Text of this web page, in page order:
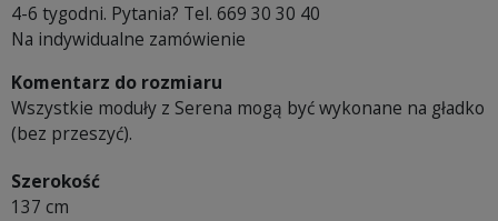
4-6 tygodni. Pytania? Tel. 669 30 30 40
Na indywidualne zamówienie
Komentarz do rozmiaru
Wszystkie moduły z Serena mogą być wykonane na gładko
(bez przeszyć).
Szerokość
137 cm